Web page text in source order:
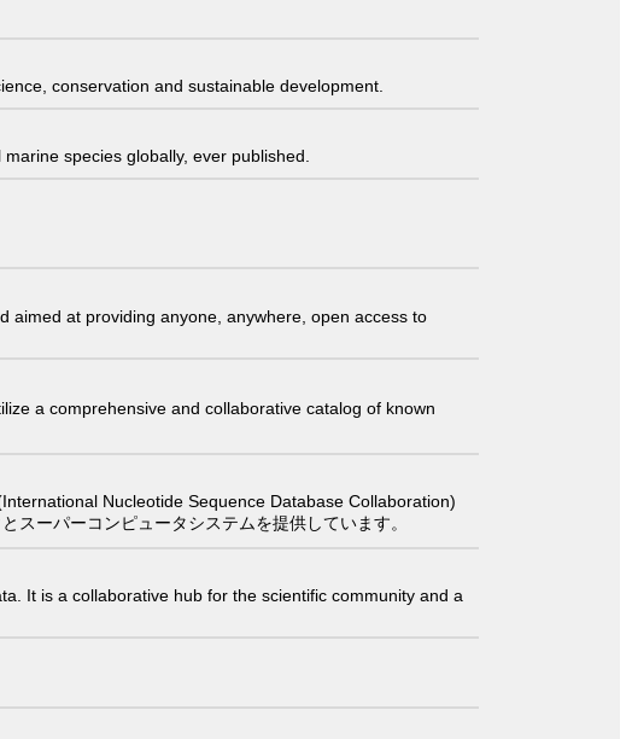
conservation and sustainable development.
species globally, ever published.
aimed at providing anyone, anywhere, open access to
a comprehensive and collaborative catalog of known
Nucleotide Sequence Database Collaboration)
スーパーコンピュータシステムを提供しています。
It is a collaborative hub for the scientific community and a